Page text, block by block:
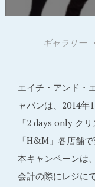
ギャラリー
エイチ・アンド・
ャパンは、2014年
「2 days only ク
「H&M」各店舗で
本キャンペーンは
会計の際にレジに